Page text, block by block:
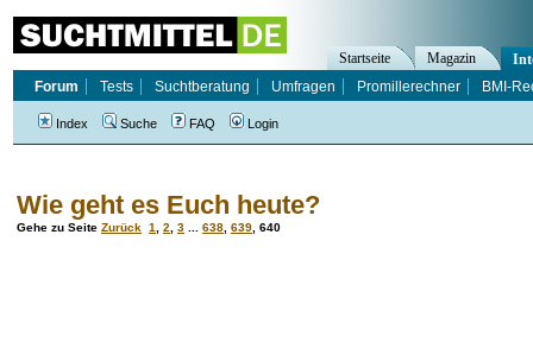
Wie geht es Euch heute?
Gehe zu Seite Zurück 1 2 3 638 639 640
Startseite Magazin
Forum
Tests Suchtberatung Umfragen Promillerechner BMI-
Index Suche FAQ Login